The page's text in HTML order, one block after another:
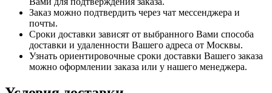
Заказ можно подтвердить через чат мессенджера и
почты.
Сроки доставки зависят от выбранного Вами способа
доставки и удаленности Вашего адреса от Москвы.
Узнать ориентировочные сроки доставки Вашего заказа
можно оформлении заказа или у нашего менеджера.